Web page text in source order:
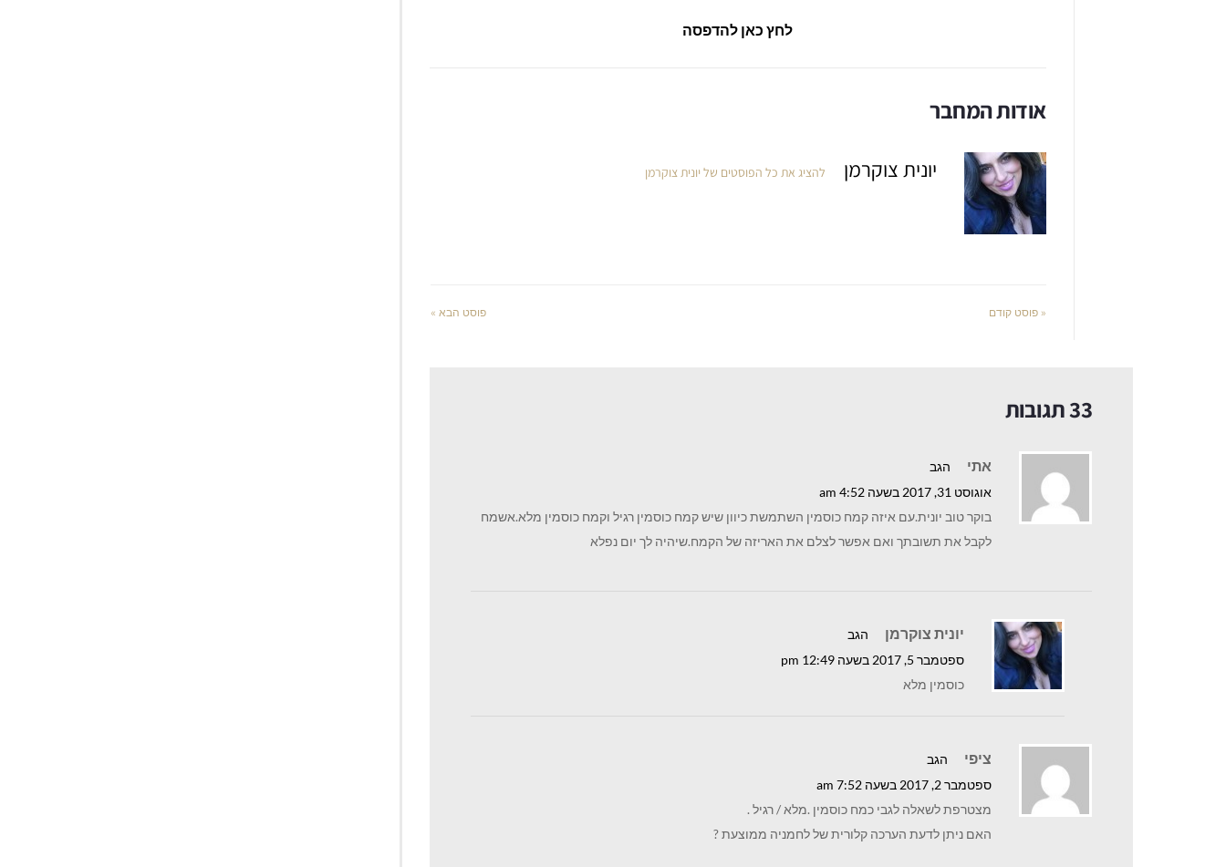
לחץ כאן להדפסה
אודות המחבר
יונית צוקרמן להציג את כל הפוסטים של יונית צוקרמן
« פוסט קודם פוסט הבא »
33 תגובות
אתי
הגב
אוגוסט 31, 2017 בשעה 4:52 am
בוקר טוב יונית.עם איזה קמח כוסמין השתמשת כיוון שיש קמח כוסמין רגיל וקמח כוסמין מלא.אשמח
לקבל את תשובתך ואם אפשר לצלם את האריזה של הקמח.שיהיה לך יום נפלא
יונית צוקרמן
הגב
ספטמבר 5, 2017 בשעה 12:49 pm
כוסמין מלא
ציפי
הגב
ספטמבר 2, 2017 בשעה 7:52 am
מצטרפת לשאלה לגבי כמח כוסמין .מלא / רגיל .
האם ניתן לדעת הערכה קלורית של לחמניה ממוצעת ?